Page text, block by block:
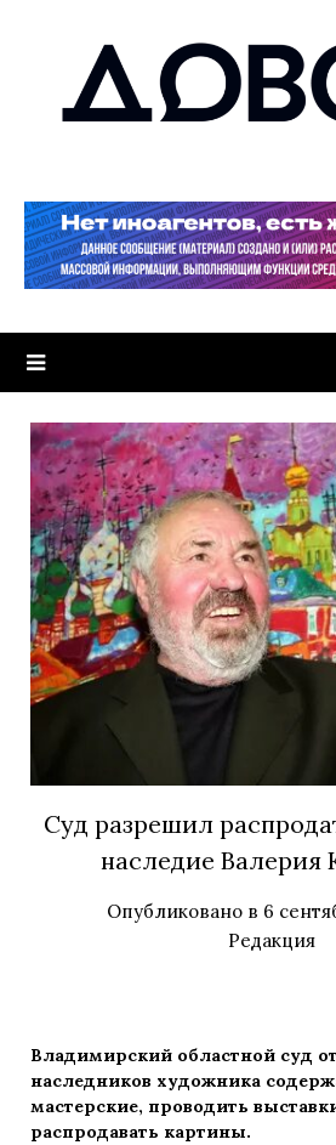
Суд разрешил
наследие Валерия
Опубликовано в 6
Редакция
Владимирский областной суд
наследников художника
мастерские, проводить
распродавать картины.